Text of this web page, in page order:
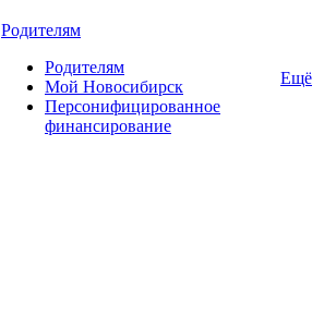
Родителям
Родителям
Мой Новосибирск
Персонифицированное
финансирование
Ещё